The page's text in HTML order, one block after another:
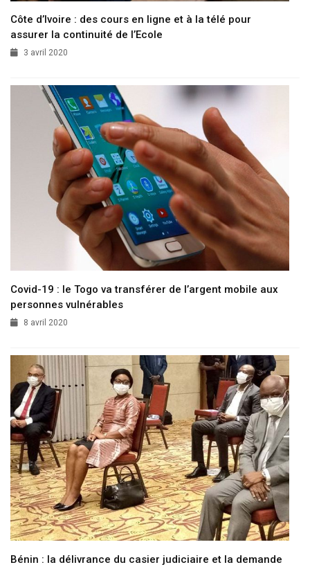
Côte d’Ivoire : des cours en ligne et à la télé pour
assurer la continuité de l’Ecole
3 avril 2020
Covid-19 : le Togo va transférer de l’argent mobile aux
personnes vulnérables
8 avril 2020
Bénin : la délivrance du casier judiciaire et la demande